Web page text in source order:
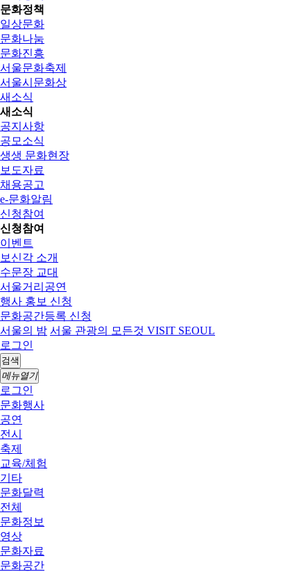
문화정책
일상문화
문화나눔
문화진흥
서울문화축제
서울시문화상
새소식
새소식
공지사항
공모소식
생생 문화현장
보도자료
채용공고
e-문화알림
신청참여
신청참여
이벤트
보신각 소개
수문장 교대
서울거리공연
행사 홍보 신청
문화공간등록 신청
서울의 밤 서울 관광의 모든것 VISIT SEOUL
로그인
검색
메뉴열기
로그인
문화행사
공연
전시
축제
교육/체험
기타
문화달력
전체
문화정보
영상
문화자료
문화공간